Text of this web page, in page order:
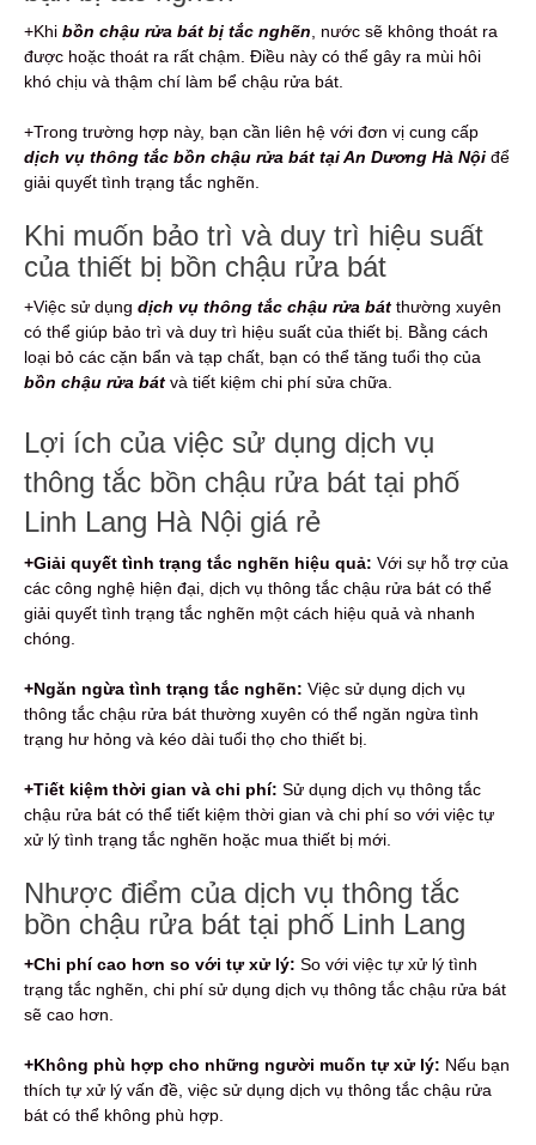
+Khi bồn chậu rửa bát bị tắc nghẽn , nước sẽ không thoát ra
được hoặc thoát ra rất chậm. Điều này có thể gây ra mùi hôi
khó chịu và thậm chí làm bể chậu rửa bát.
+Trong trường hợp này, bạn cần liên hệ với đơn vị cung cấp
dịch vụ thông tắc bồn chậu rửa bát tại An Dương Hà Nội để
giải quyết tình trạng tắc nghẽn.
Khi muốn bảo trì và duy trì hiệu suất
của thiết bị bồn chậu rửa bát
+Việc sử dụng dịch vụ thông tắc chậu rửa bát thường xuyên
có thể giúp bảo trì và duy trì hiệu suất của thiết bị. Bằng cách
loại bỏ các cặn bẩn và tạp chất, bạn có thể tăng tuổi thọ của
bồn chậu rửa bát và tiết kiệm chi phí sửa chữa.
Lợi ích của việc sử dụng dịch vụ
thông tắc bồn chậu rửa bát tại phố
Linh Lang Hà Nội giá rẻ
+Giải quyết tình trạng tắc nghẽn hiệu quả: Với sự hỗ trợ của
các công nghệ hiện đại, dịch vụ thông tắc chậu rửa bát có thể
giải quyết tình trạng tắc nghẽn một cách hiệu quả và nhanh
chóng.
+Ngăn ngừa tình trạng tắc nghẽn: Việc sử dụng dịch vụ
thông tắc chậu rửa bát thường xuyên có thể ngăn ngừa tình
trạng hư hỏng và kéo dài tuổi thọ cho thiết bị.
+Tiết kiệm thời gian và chi phí: Sử dụng dịch vụ thông tắc
chậu rửa bát có thể tiết kiệm thời gian và chi phí so với việc tự
xử lý tình trạng tắc nghẽn hoặc mua thiết bị mới.
Nhược điểm của dịch vụ thông tắc
bồn chậu rửa bát tại phố Linh Lang
+Chi phí cao hơn so với tự xử lý: So với việc tự xử lý tình
trạng tắc nghẽn, chi phí sử dụng dịch vụ thông tắc chậu rửa bát
sẽ cao hơn.
+Không phù hợp cho những người muốn tự xử lý: Nếu bạn
thích tự xử lý vấn đề, việc sử dụng dịch vụ thông tắc chậu rửa
bát có thể không phù hợp.